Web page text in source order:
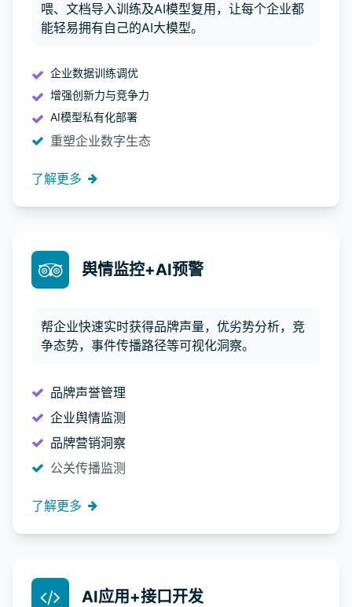
喂、文档导入训练及AI模型复用，让每个企业都
能轻易拥有自己的AI大模型。
企业数据训练调优
增强创新力与竞争力
AI模型私有化部署
重塑企业数字生态
了解更多
舆情监控+AI预警
帮企业快速实时获得品牌声量，优劣势分析，竞
争态势，事件传播路径等可视化洞察。
品牌声誉管理
企业舆情监测
品牌营销洞察
公关传播监测
了解更多
AI应用+接口开发